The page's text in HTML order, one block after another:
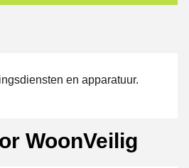
en apparatuur.
WoonVeilig